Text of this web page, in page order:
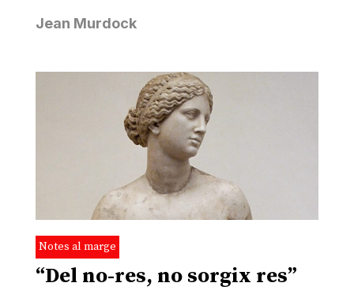
Jean Murdock
Notes al marge
“Del no-res, no sorgix res”